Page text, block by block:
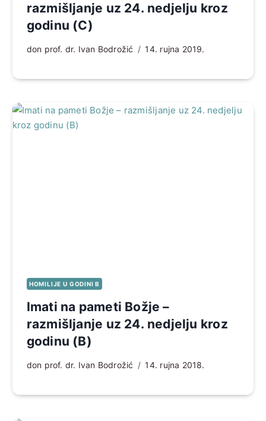
razmišljanje uz 24. nedjelju kroz
godinu (C)
don prof. dr. Ivan Bodrožić 14. rujna 2019.
HOMILIJE U GODINI B
Imati na pameti Božje –
razmišljanje uz 24. nedjelju kroz
godinu (B)
don prof. dr. Ivan Bodrožić 14. rujna 2018.